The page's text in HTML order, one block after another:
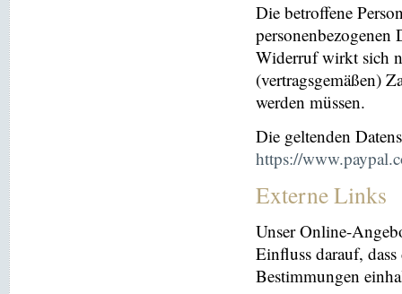
Die betroffene
personenbezogenen
Widerruf wirkt sich
(vertragsgemäßen)
werden müssen.
Die geltenden
https://
Externe Links
Unser Online-
Einfluss darauf,
Bestimmungen